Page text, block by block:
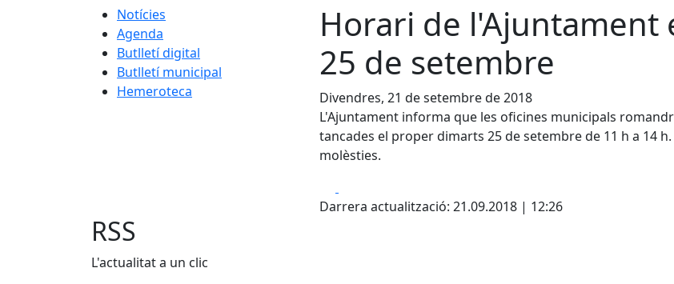
Notícies
Agenda
Butlletí digital
Butlletí municipal
Hemeroteca
Horari de l'Ajuntament
25 de setembre
Divendres, 21 de setembre de 2018
L'Ajuntament informa que les oficines municipals
tancades el proper dimarts 25 de setembre de 11 h a 14
molèsties.
Darrera actualització: 21.09.2018 | 12:26
RSS
L'actualitat a un clic